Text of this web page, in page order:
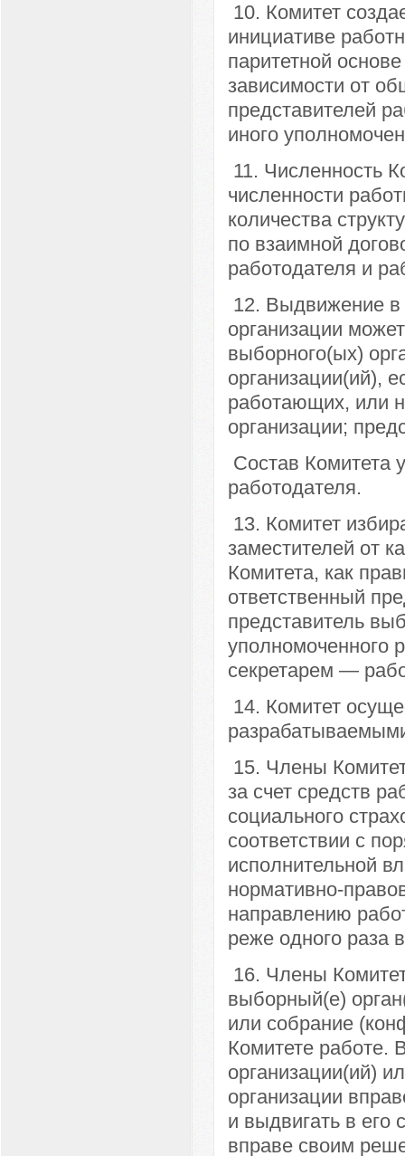
10. Комитет
инициативе
паритетной
зависимости от
представителей
иного
11. Численность
численности
количества
по взаимной
работодателя и
12. Выдвижение в
организации
выборного(ых)
организации(ий),
работающих, или
организации;
Состав Комитета
работодателя.
13. Комитет
заместителей от
Комитета, как
ответственный
представитель
уполномоченного
секретарем —
14. Комитет
15. Члены
за счет средств
социального
соответствии с
исполнительной
нормативно-
направлению
реже одного раза
16. Члены
выборный(е)
или собрание
Комитете работе.
организации(ий)
организации
и выдвигать в его
вправе своим